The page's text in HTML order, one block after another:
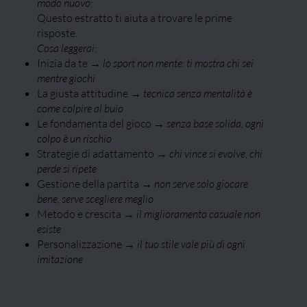
Questo estratto ti aiuta a trovare le prime
risposte.
Cosa leggerai:
Inizia da te → lo sport non mente: ti mostra chi sei
mentre giochi
La giusta attitudine → tecnica senza mentalità è
come colpire al buio
Le fondamenta del gioco →senza base solida, ogni
colpo è un rischio
Strategie di adattamento →chi vince si evolve, chi
perde si ripete
Gestione della partita → non serve solo giocare
bene, serve scegliere meglio
Metodo e crescita → il miglioramento casuale non
esiste
Personalizzazione → il tuo stile vale più di ogni
imitazione